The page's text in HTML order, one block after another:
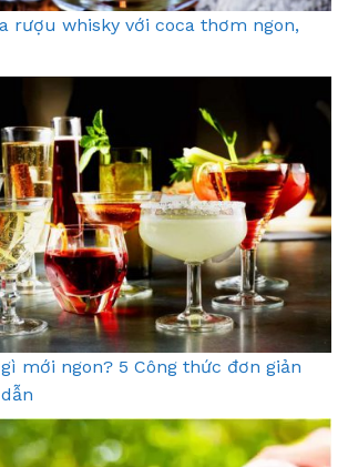
rượu whisky với coca thơm ngon,
mới ngon? 5 Công thức đơn giản